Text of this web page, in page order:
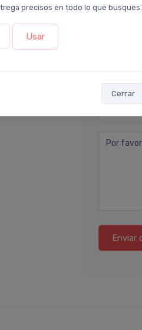
precisos en todo lo que busques.
Usar
Cerrar
con
mis
a la rutina
Nombre
Email*
Teléfono
Por
Enviar